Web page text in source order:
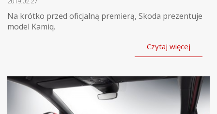
Na krótko przed oficjalną premierą, Skoda prezentuje
model Kamiq.
Czytaj więcej